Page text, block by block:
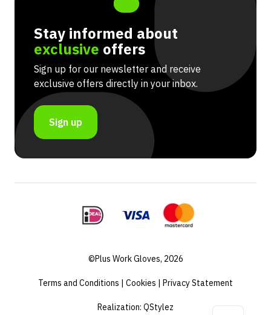
Stay informed about
exclusive offers
Sign up for our newsletter and receive
exclusive offers directly in your inbox.
Sign up
©Plus Work Gloves, 2026
Terms and Conditions Cookies Privacy Statement
Realization: QStylez